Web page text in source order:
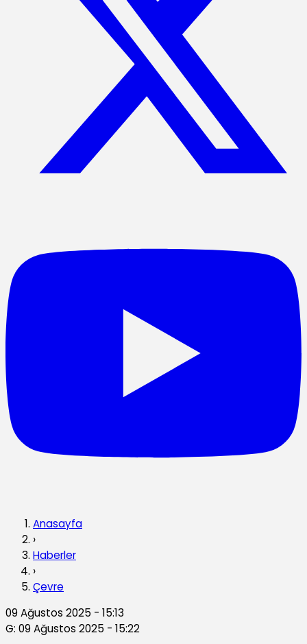
Anasayfa
›
Haberler
›
Çevre
09 Ağustos 2025 - 15:13
G: 09 Ağustos 2025 - 15:22